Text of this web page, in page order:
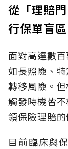
從「理賠
行保單盲區
面對高達數
如長照險、
轉移風險。
觸發時機皆
領保險理賠
目前臨床與